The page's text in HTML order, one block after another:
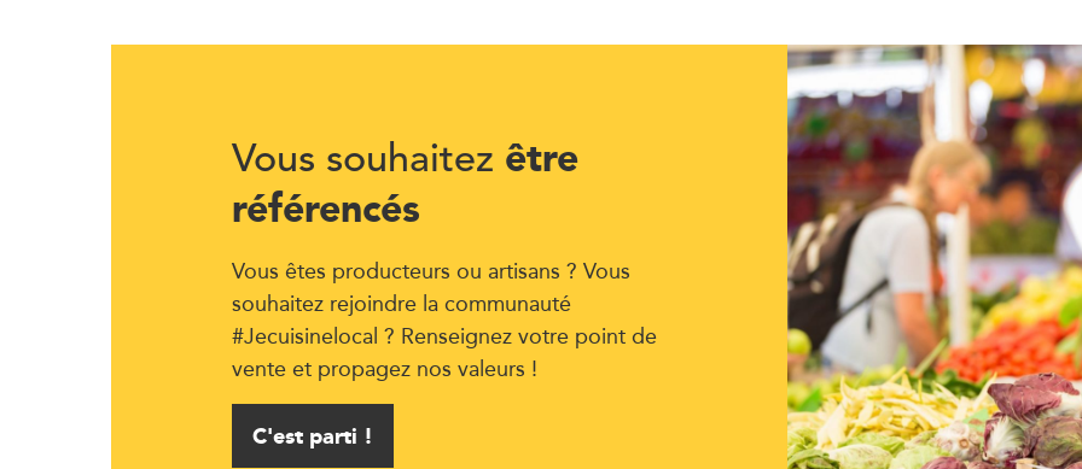
Vous souhaitez être
référencés
Vous êtes producteurs ou artisans ? Vous
souhaitez rejoindre la communauté
#Jecuisinelocal ? Renseignez votre point de
vente et propagez nos valeurs !
C'est parti !